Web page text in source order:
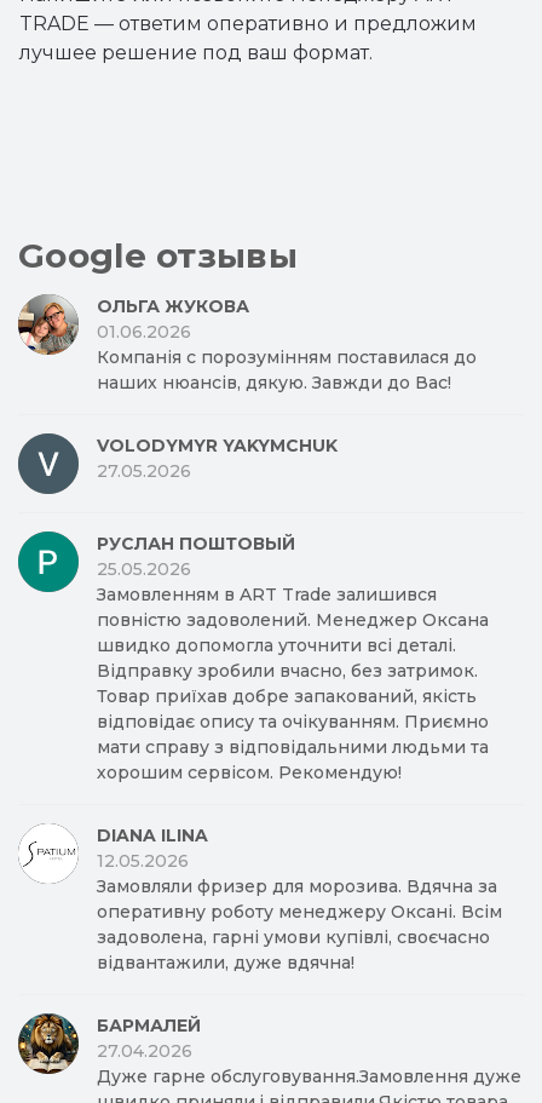
TRADE — ответим оперативно и предложим
лучшее решение под ваш формат.
Google отзывы
ОЛЬГА ЖУКОВА
01.06.2026
Компанія с порозумінням поставилася до
наших нюансів, дякую. Завжди до Вас!
VOLODYMYR YAKYMCHUK
27.05.2026
РУСЛАН ПОШТОВЫЙ
25.05.2026
Замовленням в ART Trade залишився
повністю задоволений. Менеджер Оксана
швидко допомогла уточнити всі деталі.
Відправку зробили вчасно, без затримок.
Товар приїхав добре запакований, якість
відповідає опису та очікуванням. Приємно
мати справу з відповідальними людьми та
хорошим сервісом. Рекомендую!
DIANA ILINA
12.05.2026
Замовляли фризер для морозива. Вдячна за
оперативну роботу менеджеру Оксані. Всім
задоволена, гарні умови купівлі, своєчасно
відвантажили, дуже вдячна!
БАРМАЛЕЙ
27.04.2026
Дуже гарне обслуговування.Замовлення дуже